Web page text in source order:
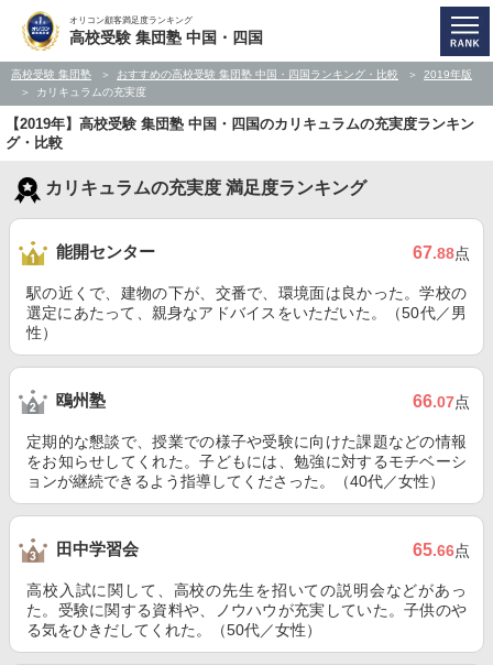
オリコン顧客満足度ランキング
高校受験 集団塾 中国・四国
高校受験 集団塾 おすすめの高校受験 集団塾 中国・四国ランキング・比較
2019年版
カリキュラムの充実度
【2019年】高校受験 集団塾 中国・四国のカリキュラムの充実度ランキン
グ・比較
カリキュラムの充実度 満足度ランキング
能開センター 67.88点
駅の近くで、建物の下が、交番で、環境面は良かった。学校の
選定にあたって、親身なアドバイスをいただいた。（50代／男
性）
鴎州塾 66.07点
定期的な懇談で、授業での様子や受験に向けた課題などの情報
をお知らせしてくれた。子どもには、勉強に対するモチベーシ
ョンが継続できるよう指導してくださった。（40代／女性）
田中学習会 65.66点
高校入試に関して、高校の先生を招いての説明会などがあっ
た。受験に関する資料や、ノウハウが充実していた。子供のや
る気をひきだしてくれた。（50代／女性）